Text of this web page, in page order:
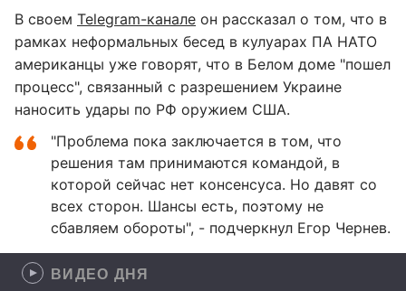
В своем Telegram-канале он рассказал о том, что в
рамках неформальных бесед в кулуарах ПА НАТО
американцы уже говорят, что в Белом доме "пошел
процесс", связанный с разрешением Украине
наносить удары по РФ оружием США.
"Проблема пока заключается в том, что
решения там принимаются командой, в
которой сейчас нет консенсуса. Но давят со
всех сторон. Шансы есть, поэтому не
сбавляем обороты", - подчеркнул Егор Чернев.
ВИДЕО ДНЯ